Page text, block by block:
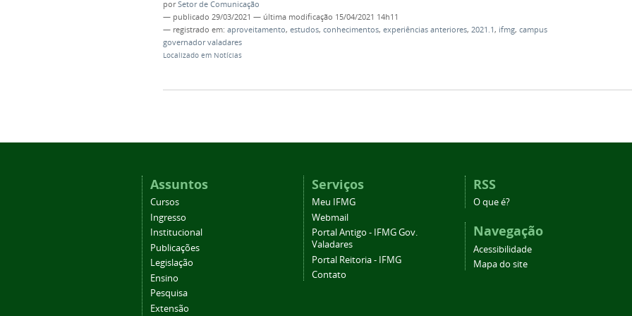
porSetor de Comunicação
— publicado 29/03/2021 — última modificação 15/04/2021 14h11
— registrado em: aproveitamento, estudos, conhecimentos, experiências anteriores, 2021.1, ifmg, campus
governador valadares
Localizado em Notícias
Assuntos
Cursos
Ingresso
Institucional
Publicações
Legislação
Ensino
Pesquisa
Extensão
Serviços
Meu IFMG
Webmail
Portal Antigo - IFMG Gov.
Valadares
Portal Reitoria - IFMG
Contato
RSS
O que é?
Navegação
Acessibilidade
Mapa do site